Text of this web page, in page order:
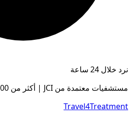
نرد خلال 24 ساعة
مستشفيات معتمدة من JCI | أكثر من 2,000 مريض
Travel4Treatment